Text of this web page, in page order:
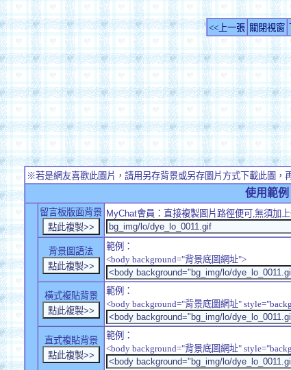
<<上一張 關閉視窗
※若是網友喜歡此圖片，請用另存背景或另存圖片方式下載此圖，
使用範例
留言板版面背景 MyChat會員：直接複製圖片路徑便可,無須加上
背景圖語法
範例：
<body background="背景底圖網址">
橫式複貼背景
範例：
<body background="背景底圖網址"
直式複貼背景
範例：
<body background="背景底圖網址"